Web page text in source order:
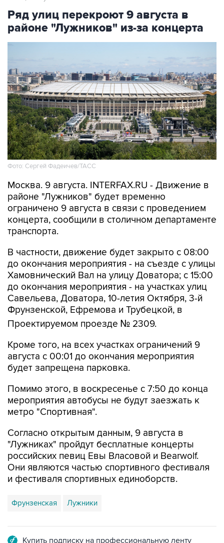
районе "Лужников" из-за концерта
Фото: Сергей Фадеичев/ТАСС
Москва. 9 августа. INTERFAX.RU - Движение в
ограничено 9 августа в связи с проведением
концерта, сообщили в столичном департаменте
транспорта.
В частности, движение будет закрыто с 08:00
Хамовнический Вал на улицу Доватора; с 15:00
до окончания мероприятия - на участках улиц
Савельева, Доватора, 10-летия Октября, 3-й
Фрунзенской, Ефремова и Трубецкой, в
Проектируемом проезде № 2309.
Кроме того, на всех участках ограничений 9
будет запрещена парковка.
Помимо этого, в воскресенье с 7:50 до конца
метро "Спортивная".
Согласно открытым данным, 9 августа в
российских певиц Евы Власовой и Bearwolf.
Они являются частью спортивного фестиваля
и фестиваля спортивных единоборств.
Фрунзенская Лужники
Подписаться на рассылку главных новостей сайта